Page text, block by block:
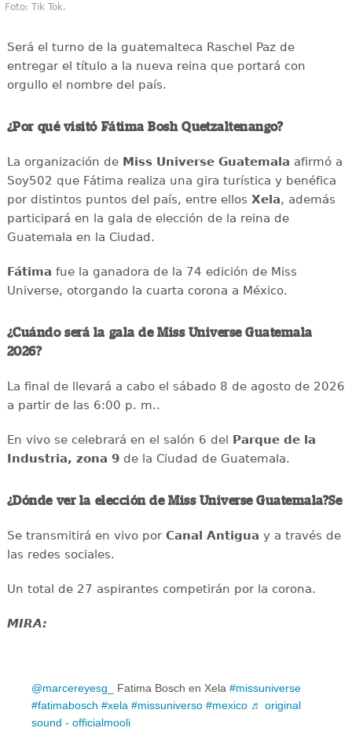
Foto: Tik Tok.
Será el turno de la guatemalteca Raschel Paz de
entregar el título a la nueva reina que portará con
orgullo el nombre del país.
¿Por qué visitó Fátima Bosh Quetzaltenango?
La organización de Miss Universe Guatemala afirmó a
Soy502 que Fátima realiza una gira turística y benéfica
por distintos puntos del país, entre ellos Xela, además
participará en la gala de elección de la reina de
Guatemala en la Ciudad.
Fátima fue la ganadora de la 74 edición de Miss
Universe, otorgando la cuarta corona a México.
¿Cuándo será la gala de Miss Universe Guatemala
2026?
La final de llevará a cabo el sábado 8 de agosto de 2026
a partir de las 6:00 p. m..
En vivo se celebrará en el salón 6 del Parque de la
Industria, zona 9de la Ciudad de Guatemala.
¿Dónde ver la elección de Miss Universe Guatemala?Se
Se transmitirá en vivo porCanal Antigua y a través de
las redes sociales.
Un total de 27 aspirantes competirán por la corona.
MIRA:
@marcereyesg_ Fatima Bosch en Xela #missuniverse
#fatimabosch #xela #missuniverso #mexico ♬ original
sound - officialmooli